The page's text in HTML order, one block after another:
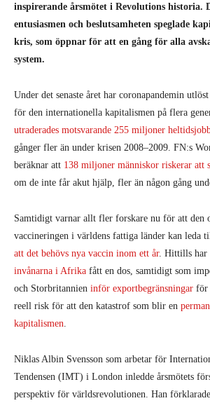
inspirerande årsmötet i Revolutions historia.
entusiasmen och beslutsamheten speglade
kris, som öppnar för att en gång för alla
system.
Under det senaste året har coronapandemin
för den internationella kapitalismen på flera
utraderades motsvarande 255 miljoner
gånger fler än under krisen 2008–2009. FN:s
beräknar att 138 miljoner människor riskerar att
om de inte får akut hjälp, fler än någon gång
Samtidigt varnar allt fler forskare nu för att den
vaccineringen i världens fattiga länder kan leda
att det behövs nya vaccin inom ett år. Hittills har
invånarna i Afrika fått en dos, samtidigt som
och Storbritannien inför exportbegränsningar för
reell risk för att den katastrof som blir en
kapitalismen
Niklas Albin Svensson som arbetar för
Tendensen (IMT) i London inledde årsmötets
perspektiv för världsrevolutionen. Han